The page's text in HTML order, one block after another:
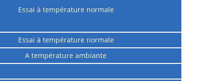
Essai à température normale
Essai à température normale
A température ambiante